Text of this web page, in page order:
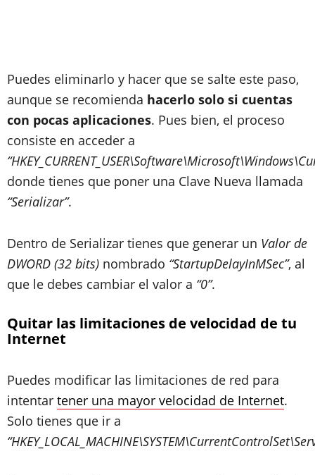
Puedes eliminarlo y hacer que se salte este paso,
aunque se recomienda hacerlo solo si cuentas
con pocas aplicaciones. Pues bien, el proceso
consiste en acceder a
donde tienes que poner una Clave Nueva llamada
“Serializar”.
Dentro de Serializar tienes que generar un Valor de
DWORD (32 bits) nombrado “StartupDelayInMSec”, al
que le debes cambiar el valor a “0”.
Quitar las limitaciones de velocidad de tu
Internet
Puedes modificar las limitaciones de red para
intentar tener una mayor velocidad de Internet.
Solo tienes que ir a